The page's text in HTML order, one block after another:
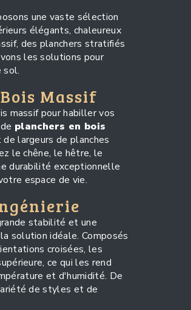
une vaste sélection
élégants, chaleureux
des planchers stratifiés
les solutions pour
sol.
Massif
massif pour habiller vos
planchers en bois
largeurs de planches
le chêne, le hêtre, le
durabilité exceptionnelle
espace de vie.
stabilité et une
solution idéale. Composés
croisées, les
ce qui les rend
et d'humidité. De
de styles et de